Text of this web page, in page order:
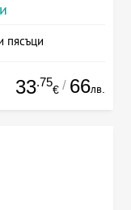
пясъци
33.75
€ / 66лв.